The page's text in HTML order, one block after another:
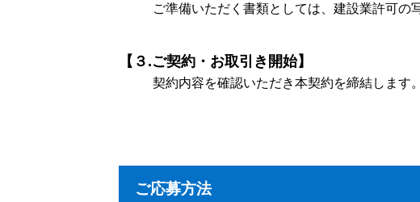
ご準備いただく書類としては、建設業許可の
【３.ご契約・お取引き開始】
契約内容を確認いただき本契約を締結します。
ご応募方法